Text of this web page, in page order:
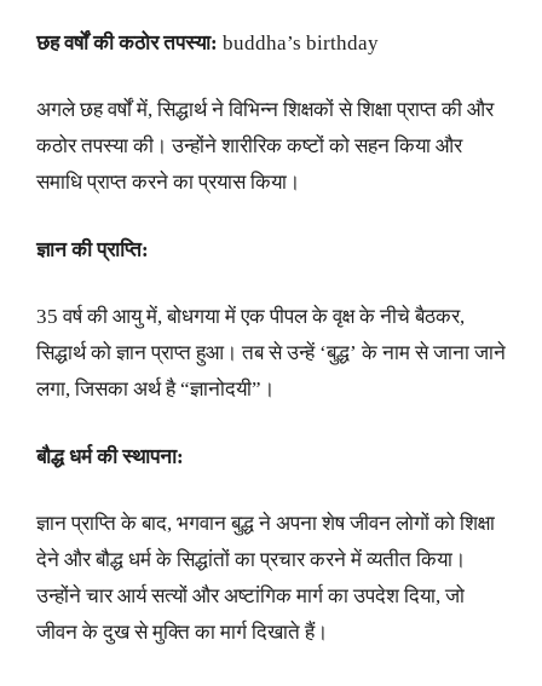
छह वर्षों की कठोर तपस्या: buddha’s birthday
अगले छह वर्षों में, सिद्धार्थ ने विभिन्न शिक्षकों से शिक्षा प्राप्त की और
कठोर तपस्या की। उन्होंने शारीरिक कष्टों को सहन किया और
समाधि प्राप्त करने का प्रयास किया।
ज्ञान की प्राप्ति:
35 वर्ष की आयु में, बोधगया में एक पीपल के वृक्ष के नीचे बैठकर,
सिद्धार्थ को ज्ञान प्राप्त हुआ। तब से उन्हें ‘बुद्ध’ के नाम से जाना जाने
लगा, जिसका अर्थ है “ज्ञानोदयी”।
बौद्ध धर्म की स्थापना:
ज्ञान प्राप्ति के बाद, भगवान बुद्ध ने अपना शेष जीवन लोगों को शिक्षा
देने और बौद्ध धर्म के सिद्धांतों का प्रचार करने में व्यतीत किया।
उन्होंने चार आर्य सत्यों और अष्टांगिक मार्ग का उपदेश दिया, जो
जीवन के दुख से मुक्ति का मार्ग दिखाते हैं।